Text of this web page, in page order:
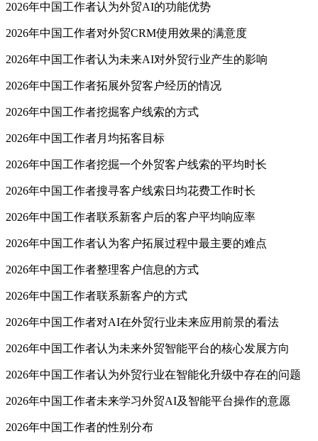
2026年中国工作者认为外贸AI的功能优势
2026年中国工作者对外贸CRM使用效果的满意度
2026年中国工作者认为未来AI对外贸行业产生的影响
2026年中国工作者拓展外贸客户经历的情况
2026年中国工作者挖掘客户线索的方式
2026年中国工作者月均拓客目标
2026年中国工作者挖掘一个外贸客户线索的平均时长
2026年中国工作者搜寻客户线索日均花费工作时长
2026年中国工作者联系新客户后的客户平均响应率
2026年中国工作者认为客户拓展过程中最主要的难点
2026年中国工作者整理客户信息的方式
2026年中国工作者联系新客户的方式
2026年中国工作者对AI在外贸行业未来应用前景的看法
2026年中国工作者认为未来外贸智能平台的核心发展方向
2026年中国工作者认为外贸行业在智能化升级中存在的问题
2026年中国工作者未来学习外贸AI及智能平台操作的意愿
2026年中国工作者的性别分布